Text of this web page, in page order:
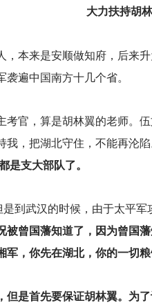
大力扶持胡
，本来是安顺做知府，后来
遍中国南方十几个省。
考官，算是胡林翼的老师。
，把湖北守住，不能再沦陷
是支大部队了。
到武汉的时候，由于太平军
被曾国藩知道了，因为曾国
，你先在湖北，你的一切
但是首先要保证胡林翼。为